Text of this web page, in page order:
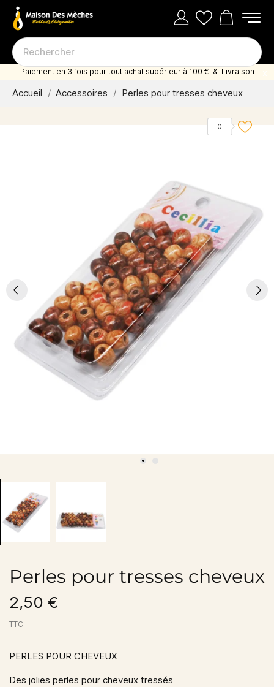
Paiement en 3 fois pour tout achat supérieur à 100 € & Livraison
offerte dès 35 euro d'achat
Accueil Accessoires Perles pour tresses cheveux
0
Perles pour tresses cheveux
2,50 €
TTC
PERLES POUR CHEVEUX
Des jolies perles pour cheveux tressés